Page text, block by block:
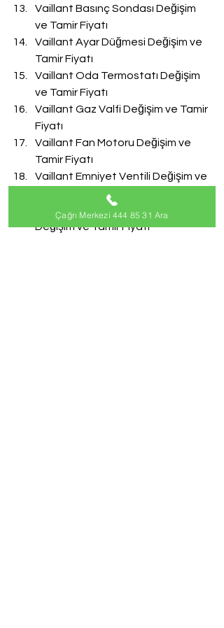
Vaillant Basınç Sondası Değişim
ve Tamir Fiyatı
Vaillant Ayar Düğmesi Değişim ve
Tamir Fiyatı
Vaillant Oda Termostatı Değişim
ve Tamir Fiyatı
Vaillant Gaz Valfi Değişim ve Tamir
Fiyatı
Vaillant Fan Motoru Değişim ve
Tamir Fiyatı
Vaillant Emniyet Ventili Değişim ve
Vaillant Doldurma Musluğu
Değişim ve Tamir Fiyatı
Çağrı Merkezi 444 85 31 Ara